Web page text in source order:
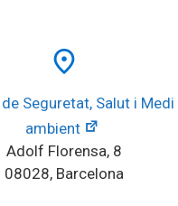
place
Seguretat, Salut i Medi
ambient
Adolf Florensa, 8
08028, Barcelona